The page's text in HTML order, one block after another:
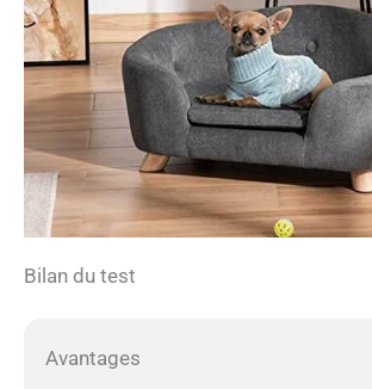
Bilan du test
Avantages